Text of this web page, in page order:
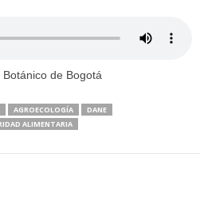
de Bogotá
AGROECOLOGÍA
DANE
ALIMENTARIA